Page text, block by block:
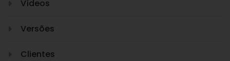
Vídeos
Versões
Clientes